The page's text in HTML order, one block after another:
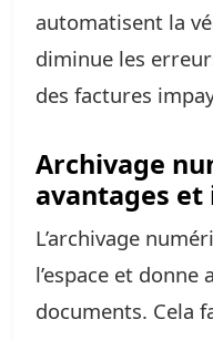
automatisent la
diminue les
des factures
Archivage
avantages
L’archivage
l’espace et donne
documents. Cela